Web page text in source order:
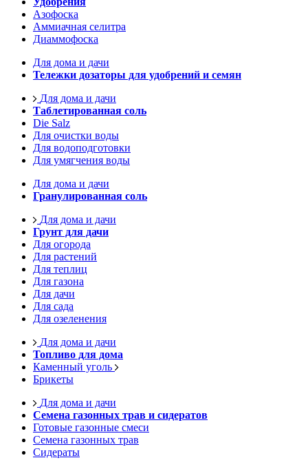
Азофоска
Аммиачная селитра
Диаммофоска
Для дома и дачи
Тележки дозаторы для удобрений и семян
Для дома и дачи
Таблетированная соль
Die Salz
Для очистки воды
Для водоподготовки
Для умягчения воды
Для дома и дачи
Гранулированная соль
Для дома и дачи
Грунт для дачи
Для огорода
Для растений
Для теплиц
Для газона
Для дачи
Для сада
Для озеленения
Для дома и дачи
Топливо для дома
Каменный уголь
Брикеты
Для дома и дачи
Семена газонных трав и сидератов
Готовые газонные смеси
Семена газонных трав
Сидераты